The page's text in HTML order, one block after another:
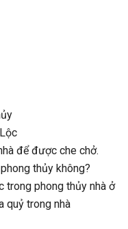
để được che chở.
thủy không?
trong phong thủy nhà ở
quỷ trong nhà